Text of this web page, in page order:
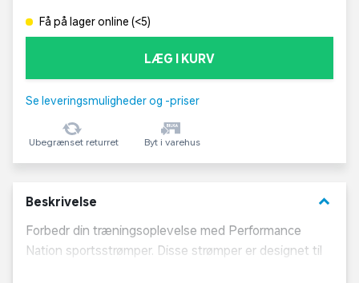
Få på lager online (<5)
LÆG I KURV
Se leveringsmuligheder og -priser
Ubegrænset returret Byt i varehus
Beskrivelse keyboard_arrow_down
Forbedr din træningsoplevelse med Performance
Nation sportsstrømper. Disse strømper er designet til